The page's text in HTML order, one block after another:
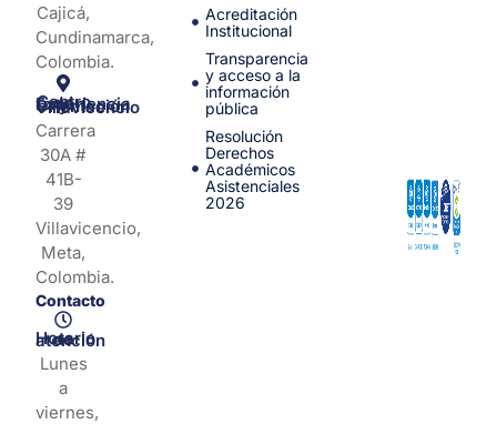
Cajicá,
Cundinamarca,
Colombia.
Centro de Experiencia y Orientación Villavicencio
Carrera
30A #
41B-
39
Villavicencio,
Meta,
Colombia.
Contacto
Horario de atención
Lunes
a
viernes,
Acreditación
Institucional
Transparencia
y acceso a la
información
pública
Resolución
Derechos
Académicos
Asistenciales
2026